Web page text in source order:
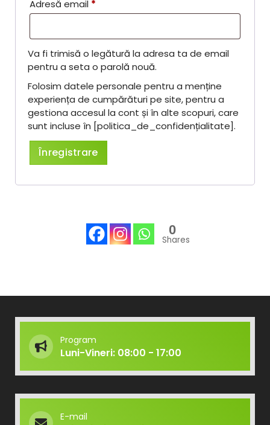
Adresă email *
l
i
g
a
t
o
r
i
u
Va fi trimisă o legătură la adresa ta de email
pentru a seta o parolă nouă.
Folosim datele personale pentru a menține
experiența de cumpărături pe site, pentru a
gestiona accesul la cont și în alte scopuri, care
sunt incluse în [politica_de_confidențialitate].
Înregistrare
0
Shares
Program
Luni-Vineri: 08:00 - 17:00
E-mail